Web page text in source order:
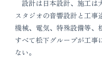
設計は日本設計、施工は
スタジオの音響設計と工事
機械、電気、特殊設備等、
すべて松下グループが工事
ない。